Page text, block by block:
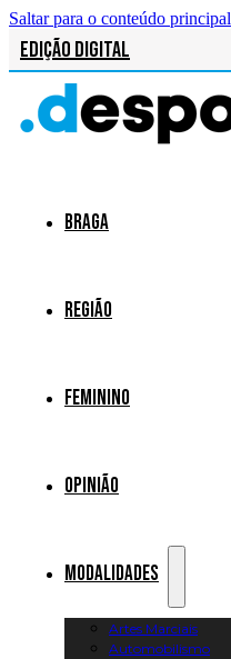
Saltar para o conteúdo principal
Edição Digital
Braga
Região
Feminino
Opinião
Modalidades
Artes Marciais
Automobilismo